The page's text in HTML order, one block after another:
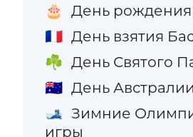
🎂 День рождения
🇫🇷 День взятия
☘️ День Святого
🇦🇺 День Австралии
🎿 Зимние
игры